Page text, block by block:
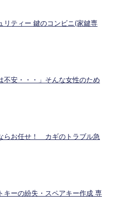
リティー 鍵のコンビニ(家鍵専
不安・・・」そんな女性のため
らお任せ！ カギのトラブル急
キーの紛失・スペアキー作成 専